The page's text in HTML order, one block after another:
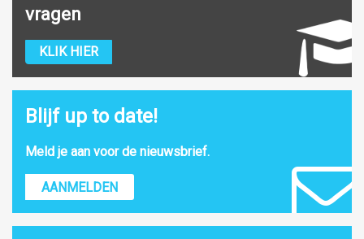
vragen
KLIK HIER
Blijf up to date!
Meld je aan voor de nieuwsbrief.
AANMELDEN